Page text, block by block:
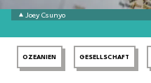
Joey Csunyo
OZEANIEN GESELLSCHAFT